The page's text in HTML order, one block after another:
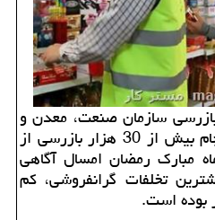
سازمان صنعت، معدن و
تجارت (صمت) تهران از انجام بیش از 30 هزار بازرسی از
مبارک رمضان امسال آگاهی
تخلفات گرانفروشی، کم
بوده است.